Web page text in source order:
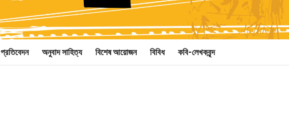
প্রতিবেদন অনুবাদ সাহিত্য বিশেষ আয়োজন বিবিধ কবি-লেখকবৃন্দ